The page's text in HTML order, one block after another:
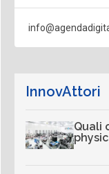
InnovAttori
Quali